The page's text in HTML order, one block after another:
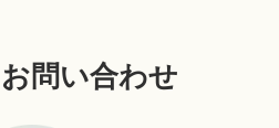
問い合わせ